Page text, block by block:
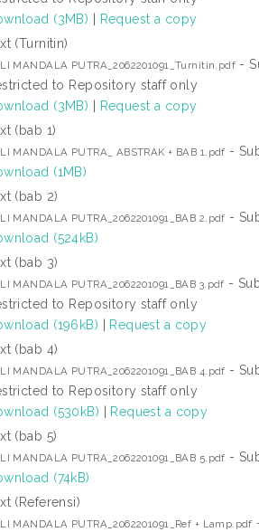
(3MB) | Request a copy
(Turnitin)
MANDALA PUTRA_2062201091_Turnitin.pdf -
to Repository staff only
(3MB) | Request a copy
(bab 1)
MANDALA PUTRA_ ABSTRAK + BAB 1.pdf -
(1MB)
(bab 2)
MANDALA PUTRA_2062201091_BAB 2.pdf -
(524kB)
(bab 3)
MANDALA PUTRA_2062201091_BAB 3.pdf -
to Repository staff only
(196kB) | Request a copy
(bab 4)
MANDALA PUTRA_2062201091_BAB 4.pdf -
to Repository staff only
(530kB) | Request a copy
(bab 5)
MANDALA PUTRA_2062201091_BAB 5.pdf -
(74kB)
(Referensi)
MANDALA PUTRA_2062201091_Ref + Lamp.pdf